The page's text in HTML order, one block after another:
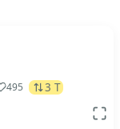
495 3 T